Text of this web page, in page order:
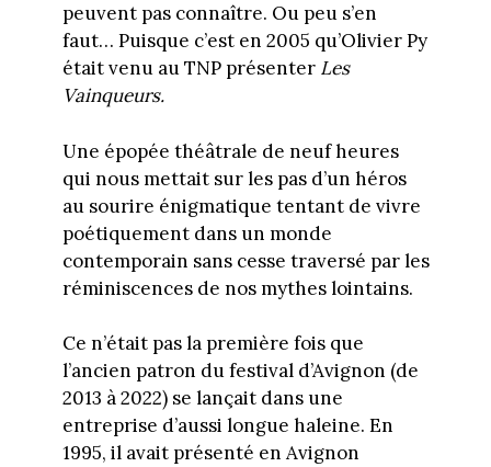
peuvent pas connaître. Ou peu s’en
faut… Puisque c’est en 2005 qu’Olivier Py
était venu au TNP présenter Les
Vainqueurs.
Une épopée théâtrale de neuf heures
qui nous mettait sur les pas d’un héros
au sourire énigmatique tentant de vivre
poétiquement dans un monde
contemporain sans cesse traversé par les
réminiscences de nos mythes lointains.
Ce n’était pas la première fois que
l’ancien patron du festival d’Avignon (de
2013 à 2022) se lançait dans une
entreprise d’aussi longue haleine. En
1995, il avait présenté en Avignon